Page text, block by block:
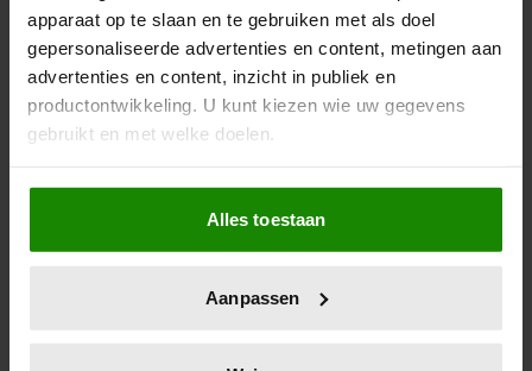
apparaat op te slaan en te gebruiken met als doel
gepersonaliseerde advertenties en content, metingen aan
advertenties en content, inzicht in publiek en
productontwikkeling. U kunt kiezen wie uw gegevens
gebruikt en met welke doelen.
Als u het toestaat, willen we ook graag:
Informatie verzamelen over uw geografische
locatie, die tot een paar meter nauwkeurig kan zijn
scannen op specifieke eigenschappen (fingerprinting)
Alles toestaan
Aanpassen